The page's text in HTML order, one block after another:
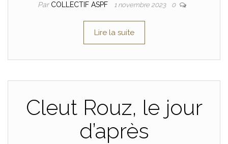
Par COLLECTIF ASPF 1 novembre 2023 0
Lire la suite
Cleut Rouz, le jour
d’après